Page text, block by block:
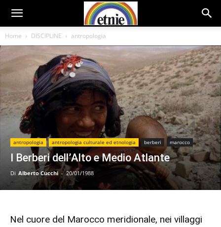
Home DISCIPLINE antropologia
antropologia antropologia culturale ed etnologia berberi marocco
I Berberi dell’Alto e Medio Atlante
Di Alberto Cucchi - 20/01/1988
Nel cuore del Marocco meridionale, nei villaggi